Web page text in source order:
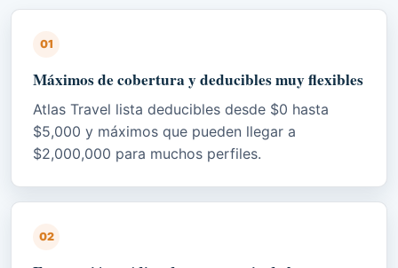
01
Máximos de cobertura y deducibles muy flexibles
Atlas Travel lista deducibles desde $0 hasta
$5,000 y máximos que pueden llegar a
$2,000,000 para muchos perfiles.
02